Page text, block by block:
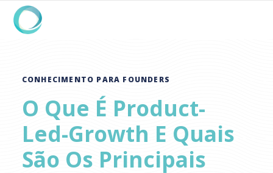
CONHECIMENTO PARA FOUNDERS
O Que É Product-
Led-Growth E Quais
São Os Principais